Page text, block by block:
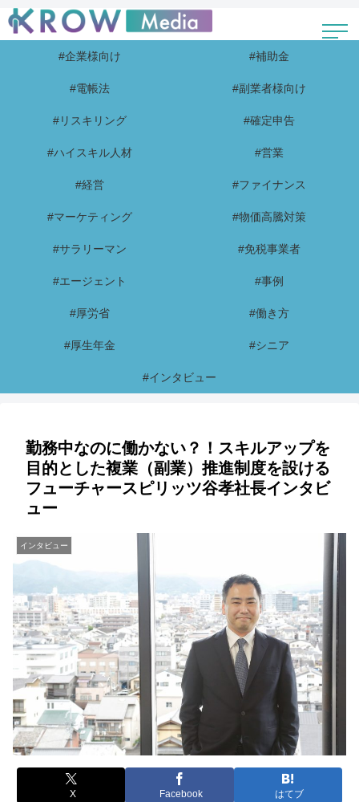
#企業様向け #補助金
#電帳法 #副業者様向け
#リスキリング #確定申告
#ハイスキル人材 #営業
#経営 #ファイナンス
#マーケティング #物価高騰対策
#サラリーマン #免税事業者
#エージェント #事例
#厚労省 #働き方
#厚生年金 #シニア
#インタビュー
勤務中なのに働かない？！スキルアップを
目的とした複業（副業）推進制度を設ける
フューチャースピリッツ谷孝社長インタビ
ュー
インタビュー
X Facebook はてブ